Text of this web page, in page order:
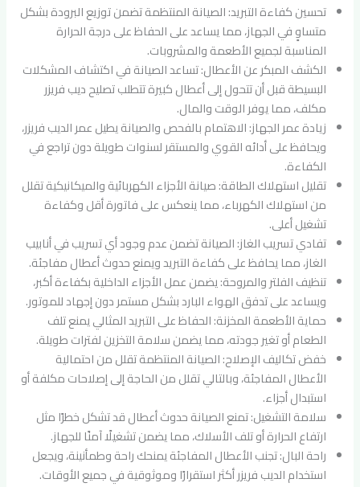
تحسين كفاءة التبريد: الصيانة المنتظمة تضمن توزيع البرودة بشكل
متساوٍ في الجهاز، مما يساعد على الحفاظ على درجة الحرارة
المناسبة لجميع الأطعمة والمشروبات.
الكشف المبكر عن الأعطال: تساعد الصيانة في اكتشاف المشكلات
البسيطة قبل أن تتحول إلى أعطال كبيرة تتطلب تصليح ديب فريزر
مكلف، مما يوفر الوقت والمال.
زيادة عمر الجهاز: الاهتمام بالفحص والصيانة يطيل عمر الديب فريزر،
ويحافظ على أدائه القوي والمستقر لسنوات طويلة دون تراجع في
الكفاءة.
تقليل استهلاك الطاقة: صيانة الأجزاء الكهربائية والميكانيكية تقلل
من استهلاك الكهرباء، مما ينعكس على فاتورة أقل وكفاءة
تشغيل أعلى.
تفادي تسريب الغاز: الصيانة تضمن عدم وجود أي تسريب في أنابيب
الغاز، مما يحافظ على كفاءة التبريد ويمنع حدوث أعطال مفاجئة.
تنظيف الفلتر والمروحة: يضمن عمل الأجزاء الداخلية بكفاءة أكبر،
ويساعد على تدفق الهواء البارد بشكل مستمر دون إجهاد للموتور.
حماية الأطعمة المخزنة: الحفاظ على التبريد المثالي يمنع تلف
الطعام أو تغير جودته، مما يضمن سلامة التخزين لفترات طويلة.
خفض تكاليف الإصلاح: الصيانة المنتظمة تقلل من احتمالية
الأعطال المفاجئة، وبالتالي تقلل من الحاجة إلى إصلاحات مكلفة أو
استبدال أجزاء.
سلامة التشغيل: تمنع الصيانة حدوث أعطال قد تشكل خطرًا مثل
ارتفاع الحرارة أو تلف الأسلاك، مما يضمن تشغيلًا آمنًا للجهاز.
راحة البال: تجنب الأعطال المفاجئة يمنحك راحة وطمأنينة، ويجعل
استخدام الديب فريزر أكثر استقرارًا وموثوقية في جميع الأوقات.